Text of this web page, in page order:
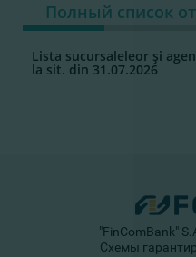
Полный список
Lista sucursaleleor şi
la sit. din 31.07.2026
"FinComBank"
Схемы